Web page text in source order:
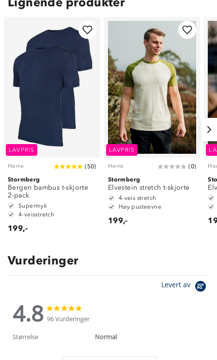
LAVPRIS
Herre (50)
Stormberg
Bergen bambus t-skjorte
2-pack
Supermyk
4-veisstretch
199,-
LAVPRIS
Herre (0)
Stormberg
Elvestein stretch t-skjorte
4-veis stretch
Høy pusteevne
199,-
Vurderinger
Levert av
4.8
4.8
star
rating
star
rating
96 Vurderinger
Størrelse Normal